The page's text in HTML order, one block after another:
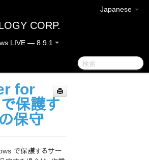
Japanese
CORP.
LIVE — 8.9.1
Windows
リリースノート
for
保護す
保守
で保護するサー